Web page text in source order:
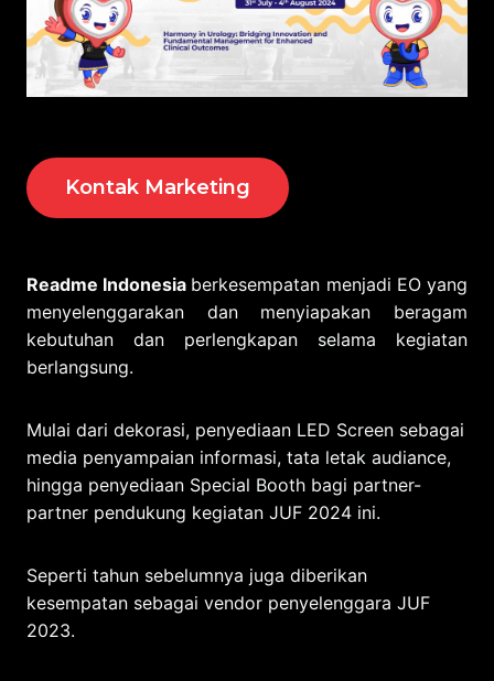
Kontak Marketing
Readme Indonesia berkesempatan menjadi EO yang
menyelenggarakan dan menyiapakan beragam
kebutuhan dan perlengkapan selama kegiatan
berlangsung.
Mulai dari dekorasi, penyediaan LED Screen sebagai
media penyampaian informasi, tata letak audiance,
hingga penyediaan Special Booth bagi partner-
partner pendukung kegiatan JUF 2024 ini.
Seperti tahun sebelumnya juga diberikan
kesempatan sebagai vendor penyelenggara JUF
2023.